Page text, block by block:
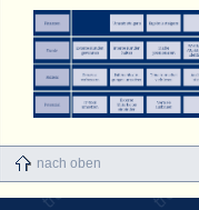
nach oben